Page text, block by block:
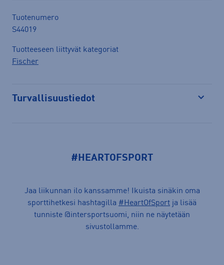
Tuotenumero
S44019
Tuotteeseen liittyvät kategoriat
Fischer
Turvallisuustiedot
#HEARTOFSPORT
Jaa liikunnan ilo kanssamme! Ikuista sinäkin oma
sporttihetkesi hashtagilla #HeartOfSport ja lisää
tunniste @intersportsuomi, niin ne näytetään
sivustollamme.